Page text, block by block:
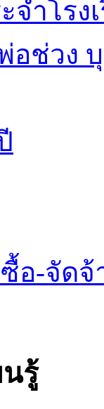
จำโรง
อช่วง
อ-จัดจ้
รู้